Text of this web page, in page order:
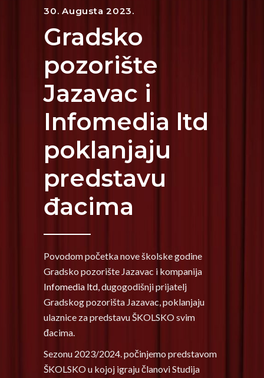
30. Augusta 2023.
Gradsko
pozorište
Jazavac i
Infomedia ltd
poklanjaju
predstavu
đacima
Povodom početka nove školske godine
Gradsko pozorište Jazavac i kompanija
Infomedia ltd,dugogodišnji prijatelj
Gradskog pozorišta Jazavac, poklanjaju
ulaznice za predstavu ŠKOLSKO svim
đacima.
Sezonu 2023/2024. počinjemo predstavom
ŠKOLSKO u kojoj igraju članovi Studija